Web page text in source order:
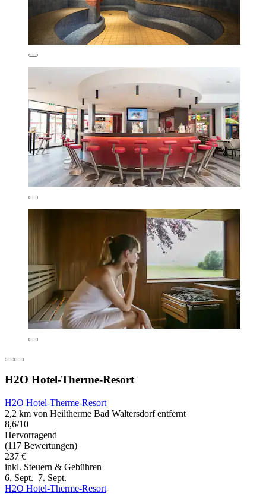
H2O Hotel-Therme-Resort
H2O Hotel-Therme-Resort
2,2 km von Heiltherme Bad Waltersdorf entfernt
8,6/10
Hervorragend
(117 Bewertungen)
237 €
inkl. Steuern & Gebühren
6. Sept.–7. Sept.
H2O Hotel-Therme-Resort